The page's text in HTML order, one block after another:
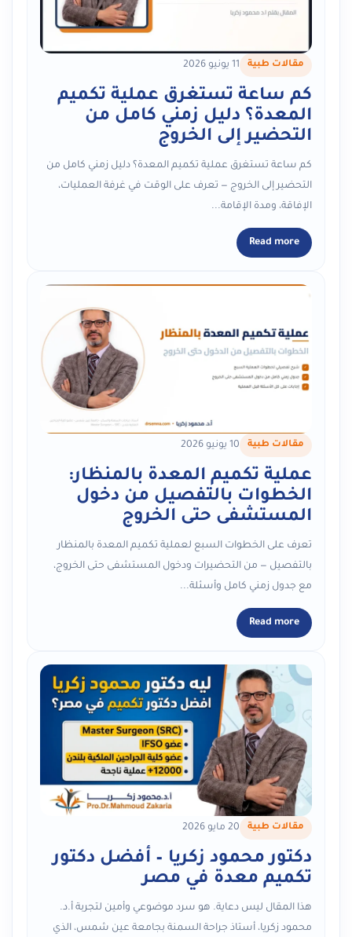
مقالات طبية 11 يونيو 2026
كم ساعة تستغرق عملية تكميم
المعدة؟ دليل زمني كامل من
التحضير إلى الخروج
كم ساعة تستغرق عملية تكميم المعدة؟ دليل زمني كامل من
التحضير إلى الخروج — تعرف على الوقت في غرفة العمليات،
الإفاقة، ومدة الإقامة...
Read more
مقالات طبية 10 يونيو 2026
عملية تكميم المعدة بالمنظار:
الخطوات بالتفصيل من دخول
المستشفى حتى الخروج
تعرف على الخطوات السبع لعملية تكميم المعدة بالمنظار
بالتفصيل — من التحضيرات ودخول المستشفى حتى الخروج،
مع جدول زمني كامل وأسئلة...
Read more
مقالات طبية 20 مايو 2026
دكتور محمود زكريا – أفضل دكتور
تكميم معدة في مصر
هذا المقال ليس دعاية. هو سرد موضوعي وأمين لتجربة أ.د.
محمود زكريا، أستاذ جراحة السمنة بجامعة عين شمس، الذي